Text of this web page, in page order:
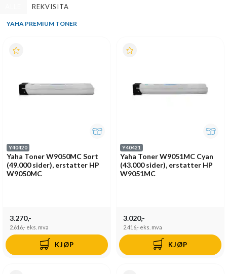
REKVISITA
YAHA PREMIUM TONER
Y40420
Yaha Toner W9050MC Sort
(49.000 sider), erstatter HP
W9050MC
3.270,-
2.616,- eks. mva
KJØP
Y40421
Yaha Toner W9051MC Cyan
(43.000 sider), erstatter HP
W9051MC
3.020,-
2.416,- eks. mva
KJØP